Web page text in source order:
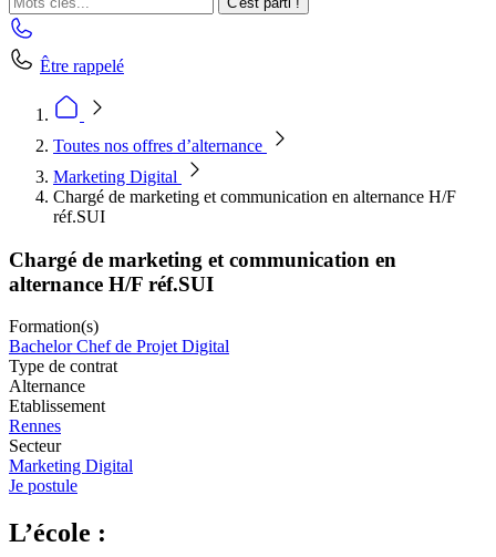
Être rappelé
Toutes nos offres d’alternance
Marketing Digital
Chargé de marketing et communication en alternance H/F
réf.SUI
Chargé de marketing et communication en
alternance H/F réf.SUI
Formation(s)
Bachelor Chef de Projet Digital
Type de contrat
Alternance
Etablissement
Rennes
Secteur
Marketing Digital
Je postule
L’école :